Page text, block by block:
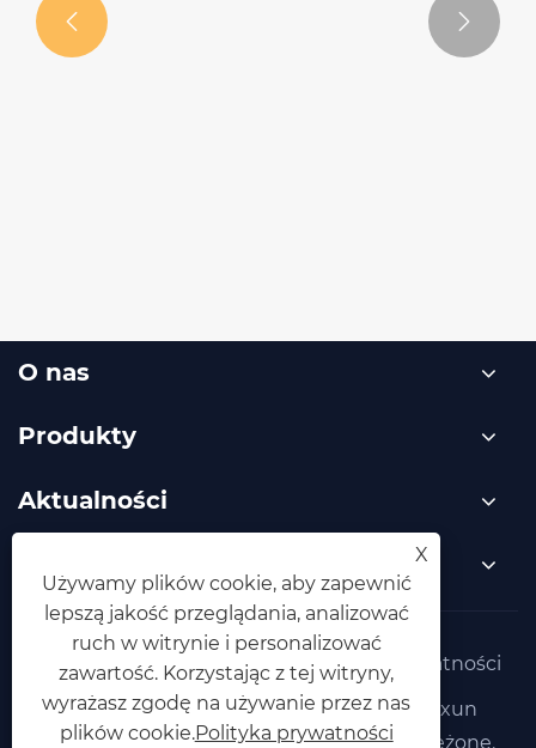
Zobacz więcej >>
Aktualności
Skontaktuj się z nami
X
Używamy plików cookie, aby zapewnić
lepszą jakość przeglądania, analizować
ruch w witrynie i personalizować
zawartość. Korzystając z tej witryny,
wyrażasz zgodę na używanie przez nas
plików cookie.Polityka prywatności